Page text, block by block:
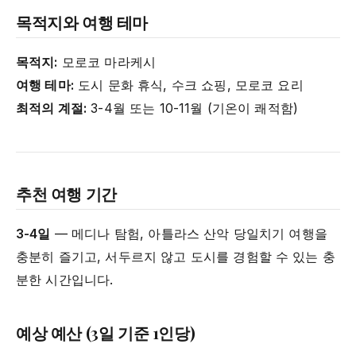
목적지와 여행 테마
목적지: 모로코 마라케시
여행 테마: 도시 문화 휴식, 수크 쇼핑, 모로코 요리
최적의 계절: 3-4월 또는 10-11월 (기온이 쾌적함)
추천 여행 기간
3-4일 — 메디나 탐험, 아틀라스 산악 당일치기 여행을
충분히 즐기고, 서두르지 않고 도시를 경험할 수 있는 충
분한 시간입니다.
예상 예산 (3일 기준 1인당)